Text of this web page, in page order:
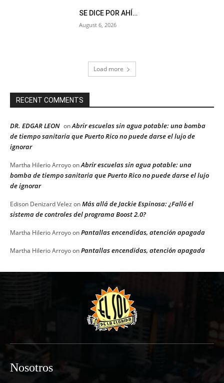
SE DICE POR AHÍ…
August 6, 2026
Load more
RECENT COMMENTS
DR. EDGAR LEON onAbrir escuelas sin agua potable: una bomba
de tiempo sanitaria que Puerto Rico no puede darse el lujo de
ignorar
Martha Hilerio ArroyoonAbrir escuelas sin agua potable: una
bomba de tiempo sanitaria que Puerto Rico no puede darse el lujo
de ignorar
Edison Denizard Velez onMás allá de Jackie Espinosa: ¿Falló el
sistema de controles del programa Boost 2.0?
Martha Hilerio ArroyoonPantallas encendidas, atención apagada
Martha Hilerio ArroyoonPantallas encendidas, atención apagada
Nosotros